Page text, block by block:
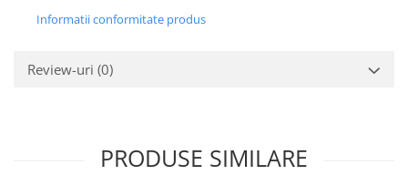
Informatii conformitate produs
Review-uri (0)
PRODUSE SIMILARE